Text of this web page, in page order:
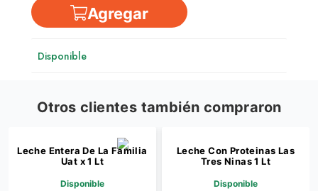
Agregar
Disponible
Otros clientes también compraron
Leche Entera De La Familia
Uat x 1 Lt
Disponible
Leche Con Proteinas Las
Tres Ninas 1 Lt
Disponible